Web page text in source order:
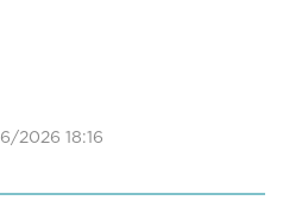
2026 18:16